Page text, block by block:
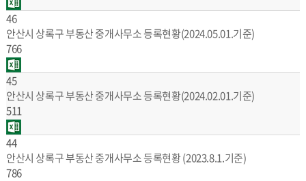
46
안산시 상록구 부동산 중개사무소 등록현황(2024.05.01.기준)
766
45
안산시 상록구 부동산 중개사무소 등록현황(2024.02.01.기준)
511
44
안산시 상록구 부동산 중개사무소 등록현황 (2023.8.1.기준)
786